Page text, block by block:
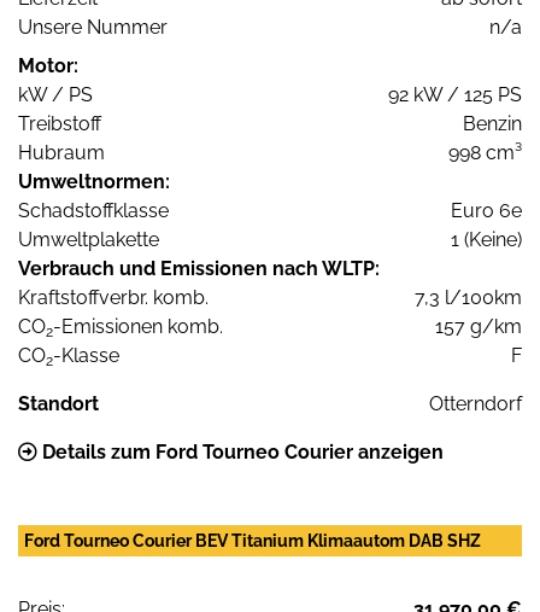
Unsere Nummer
n/a
Motor:
kW / PS
92 kW / 125 PS
Treibstoff
Benzin
Hubraum
998 cm³
Umweltnormen:
Schadstoffklasse
Euro 6e
Umweltplakette
1 (Keine)
Verbrauch und Emissionen nach WLTP:
Kraftstoffverbr. komb.
7,3 l/100km
CO2-Emissionen komb.
157 g/km
CO2-Klasse F
Standort Otterndorf
Details zum Ford Tourneo Courier anzeigen
Ford Tourneo Courier BEV Titanium Klimaautom DAB SHZ